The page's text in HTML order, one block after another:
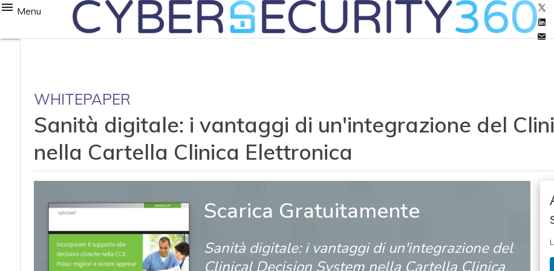
Menu
WHITEPAPER
Sanità digitale: i vantaggi di un'integrazione del
nella Cartella Clinica Elettronica
Scarica Gratuitamente
Sanità digitale: i vantaggi di un'integrazione del
Clinical Decision System nella Cartella Clinica